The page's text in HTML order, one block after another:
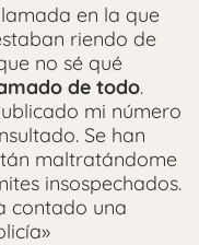
en la que
riendo de
no sé qué
de todo.
mi número
Se han
maltratándome
insospechados.
contado una